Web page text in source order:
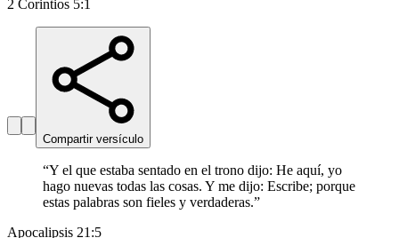
2 Corintios 5:1
Compartir versículo
“Y el que estaba sentado en el trono dijo: He aquí, yo
hago nuevas todas las cosas. Y me dijo: Escribe; porque
estas palabras son fieles y verdaderas.”
Apocalipsis 21:5